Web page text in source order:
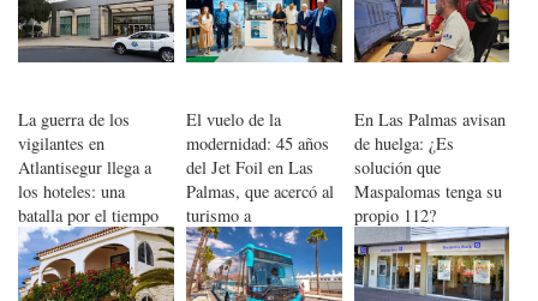
La guerra de los
vigilantes en
Atlantisegur llega a
los hoteles: una
batalla por el tiempo
del sindicato USO en
Canarias
El vuelo de la
modernidad: 45 años
del Jet Foil en Las
Palmas, que acercó al
turismo a
Maspalomas desde
Tenerife
En Las Palmas avisan
de huelga: ¿Es
solución que
Maspalomas tenga su
propio 112?